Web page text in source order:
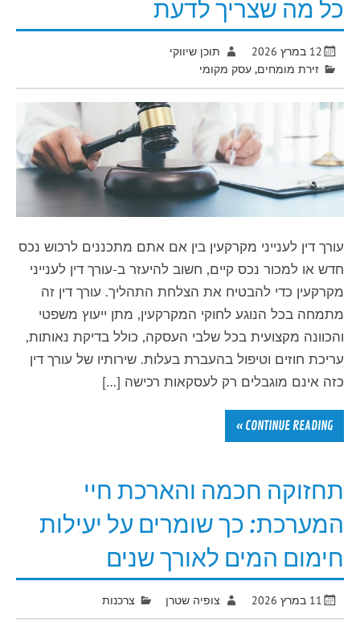
כל מה שצריך לדעת
12 במרץ 2026
תוכן שיווקי
זירת מומחים,עסק מקומי
עורך דין לענייני מקרקעין בין אם אתם מתכננים לרכוש נכס
חדש או למכור נכס קיים, חשוב להיעזר ב-עורך דין לענייני
מקרקעין כדי להבטיח את הצלחת התהליך. עורך דין זה
מתמחה בכל הנוגע לחוקי המקרקעין, מתן ייעוץ משפטי
והכוונה מקצועית בכל שלבי העסקה, כולל בדיקת נאותות,
עריכת חוזים וטיפול בהעברת בעלות. שירותיו של עורך דין
כזה אינם מוגבלים רק לעסקאות רכישה […]
CONTINUE READING »
תחזוקה חכמה והארכת חיי
המערכת: כך שומרים על יעילות
חימום המים לאורך שנים
11 במרץ 2026 צופיה שטרן צרכנות